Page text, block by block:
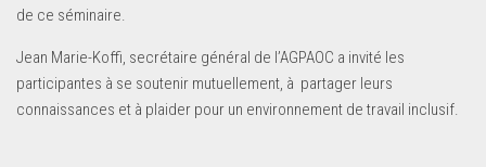
de ce séminaire.
Jean Marie-Koffi, secrétaire général de l’AGPAOC a invité les
participantes à se soutenir mutuellement, à partager leurs
connaissances et à plaider pour un environnement de travail inclusif.